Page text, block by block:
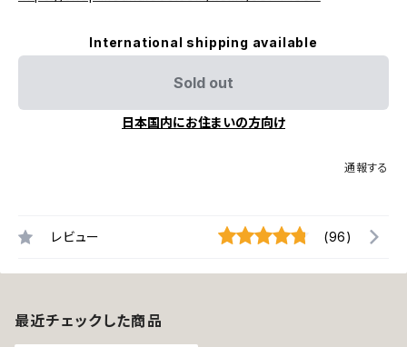
International shipping available
Sold out
日本国内にお住まいの方向け
通報する
レビュー (96)
最近チェックした商品